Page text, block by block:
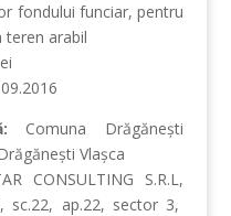
fondului funciar, pentru
teren arabil
Comuna Drăgăneşti
Vlaşca
CONSULTING S.R.L,
sc.22, ap.22, sector 3,